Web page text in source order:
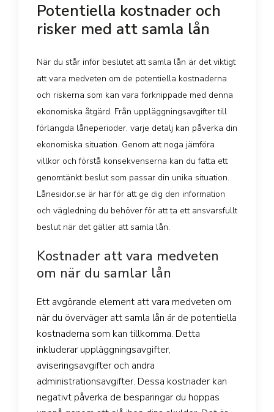
Potentiella kostnader och
risker med att samla lån
När du står inför beslutet att samla lån är det viktigt
att vara medveten om de potentiella kostnaderna
och riskerna som kan vara förknippade med denna
ekonomiska åtgärd. Från uppläggningsavgifter till
förlängda låneperioder, varje detalj kan påverka din
ekonomiska situation. Genom att noga jämföra
villkor och förstå konsekvenserna kan du fatta ett
genomtänkt beslut som passar din unika situation.
Lånesidor.se är här för att ge dig den information
och vägledning du behöver för att ta ett ansvarsfullt
beslut när det gäller att samla lån.
Kostnader att vara medveten
om när du samlar lån
Ett avgörande element att vara medveten om
när du överväger att samla lån är de potentiella
kostnaderna som kan tillkomma. Detta
inkluderar uppläggningsavgifter,
aviseringsavgifter och andra
administrationsavgifter. Dessa kostnader kan
negativt påverka de besparingar du hoppas